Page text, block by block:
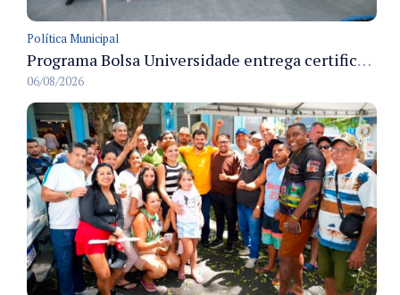
Política Municipal
Programa Bolsa Universidade entrega certificados a formandos em Manaus na sede do Executivo municipal
06/08/2026